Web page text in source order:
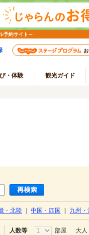
予約サイト～
・体験 観光ガイド
・北陸 中国・四国 九州・
人数等 部屋 大人